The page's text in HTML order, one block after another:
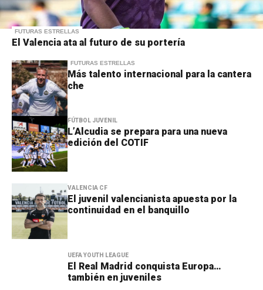
FUTURAS ESTRELLAS
El Valencia ata al futuro de su portería
FUTURAS ESTRELLAS
Más talento internacional para la cantera
che
FÚTBOL JUVENIL
L’Alcudia se prepara para una nueva
edición del COTIF
VALENCIA CF
El juvenil valencianista apuesta por la
continuidad en el banquillo
UEFA YOUTH LEAGUE
El Real Madrid conquista Europa…
también en juveniles